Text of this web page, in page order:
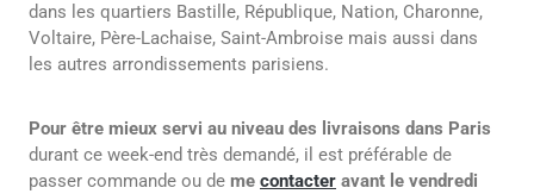
dans les quartiers Bastille, République, Nation, Charonne,
Voltaire, Père-Lachaise, Saint-Ambroise mais aussi dans
les autres arrondissements parisiens.
Pour être mieux servi au niveau des livraisons dans Paris
durant ce week-end très demandé, il est préférable de
passer commande ou de me contacter avant le vendredi